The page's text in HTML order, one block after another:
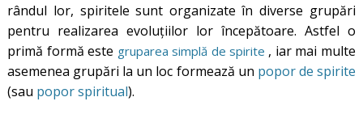
rândul lor, spiritele sunt organizate în diverse grupări
pentru realizarea evoluțiilor lor începătoare. Astfel o
primă formă este gruparea simplă de spirite , iar mai multe
asemenea grupări la un loc formează un popor de spirite
(sau popor spiritual).